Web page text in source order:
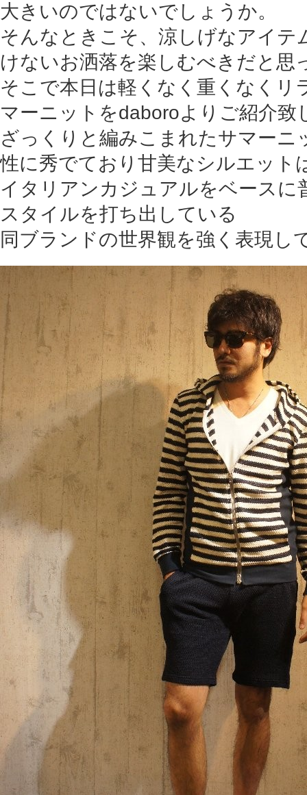
大きいのではないでしょうか。
そんなときこそ、涼しげなアイテ
けないお洒落を楽しむべきだと思
そこで本日は軽くなく重くなくリ
マーニットをdaboroよりご紹介致
ざっくりと編みこまれたサマーニ
性に秀でており甘美なシルエット
イタリアンカジュアルをベースに
スタイルを打ち出している
同ブランドの世界観を強く表現し